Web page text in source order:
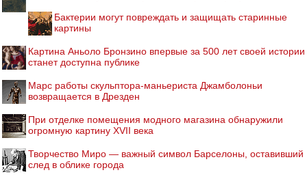
Бактерии могут повреждать и защищать старинные
картины
Картина Аньоло Бронзино впервые за 500 лет своей истории
станет доступна публике
Марс работы скульптора-маньериста Джамболоньи
возвращается в Дрезден
При отделке помещения модного магазина обнаружили
огромную картину XVII века
Творчество Миро — важный символ Барселоны, оставивший
след в облике города